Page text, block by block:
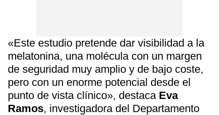
«Este estudio pretende dar visibilidad a la
melatonina, una molécula con un margen
de seguridad muy amplio y de bajo coste,
pero con un enorme potencial desde el
punto de vista clínico», destacaEva
Ramos, investigadora del Departamento